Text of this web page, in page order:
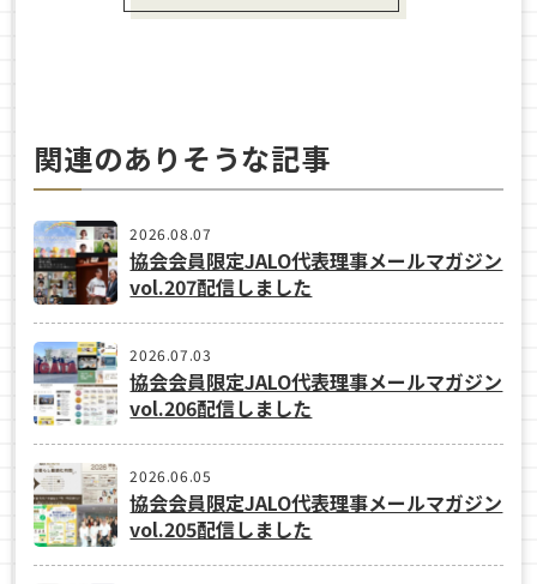
関連のありそうな記事
2026.08.07
協会会員限定JALO代表理事メールマガジン
vol.207配信しました
2026.07.03
協会会員限定JALO代表理事メールマガジン
vol.206配信しました
2026.06.05
協会会員限定JALO代表理事メールマガジン
vol.205配信しました